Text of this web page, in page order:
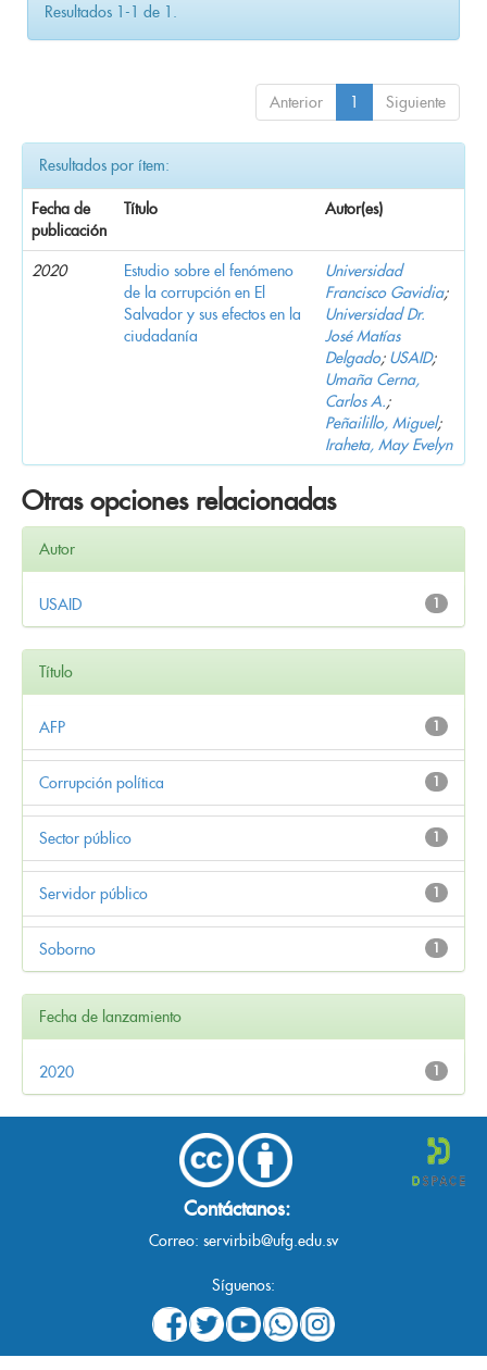
Resultados 1-1 de 1.
Anterior 1 Siguiente
Resultados por ítem:
Fecha de
publicación
Título Autor(es)
2020
Estudio sobre el fenómeno
de la corrupción en El
Salvador y sus efectos en la
ciudadanía
Universidad
Francisco Gavidia;
Universidad Dr.
José Matías
Delgado; USAID;
Umaña Cerna,
Carlos A.;
Peñailillo, Miguel;
Iraheta, May Evelyn
Otras opciones relacionadas
Autor
1
USAID
Título
1
AFP
1
Corrupción política
1
Sector público
1
Servidor público
1
Soborno
Fecha de lanzamiento
1
2020
Contáctanos:
Correo: servirbib@ufg.edu.sv
Síguenos: